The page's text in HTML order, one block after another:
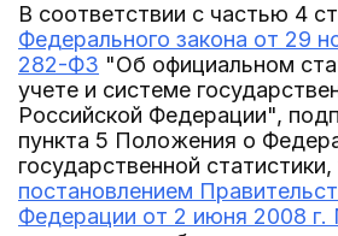
В соответствии с частью 4
Федерального закона от 29
282-ФЗ "Об официальном
учете и системе
Российской Федерации",
пункта 5 Положения о
государственной
постановлением
Федерации от 2 июня 2008 г.